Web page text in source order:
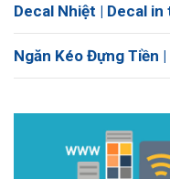
Decal Nhiệt | Decal in
Ngăn Kéo Đựng Tiền